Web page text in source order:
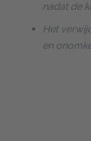
nadat de
Het
en